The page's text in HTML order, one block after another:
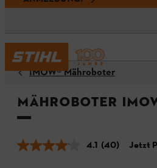
¡MOW® Mähroboter
Mähroboter
4.1 (40) Jetzt